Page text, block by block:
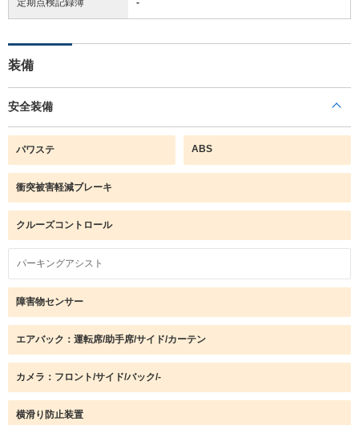
装備
安全装備
パワステ ABS
衝突被害軽減ブレーキ
クルーズコントロール
パーキングアシスト
障害物センサー
エアバック：運転席/助手席/サイド/カーテン
カメラ：フロント/サイド/バック/-
横滑り防止装置